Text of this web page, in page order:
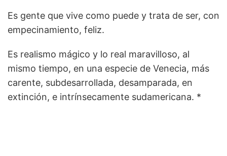
Es gente que vive como puede y trata de ser, con
empecinamiento, feliz.
Es realismo mágico y lo real maravilloso, al
mismo tiempo, en una especie de Venecia, más
carente, subdesarrollada, desamparada, en
extinción, e intrínsecamente sudamericana. *